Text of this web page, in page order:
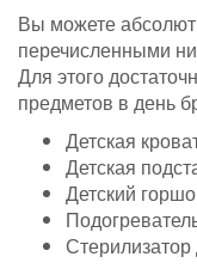
Вы можете
перечисленными
Для этого
предметов в день
Детская
Детская
Детский
Стерилизатор